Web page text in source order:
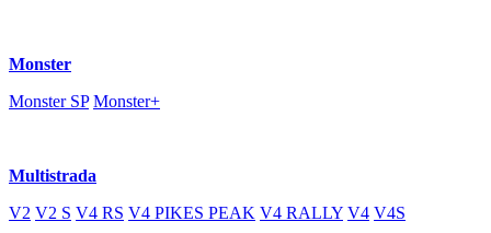
Monster
Monster SP Monster+
Multistrada
V2 V2 S V4 RS V4 PIKES PEAK V4 RALLY V4 V4S